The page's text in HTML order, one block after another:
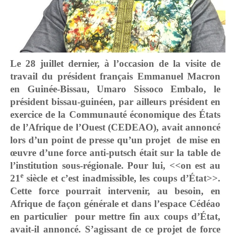
Le 28 juillet dernier, à l’occasion de la visite de
travail du président français Emmanuel Macron
en Guinée-Bissau, Umaro Sissoco Embalo, le
président bissau-guinéen, par ailleurs président en
exercice de la Communauté économique des États
de l’Afrique de l’Ouest (CEDEAO), avait annoncé
lors d’un point de presse qu’un projet de mise en
œuvre d’une force anti-putsch était sur la table de
l’institution sous-régionale. Pour lui, <<on est au
21 e siècle et c’est inadmissible, les coups d’État>>.
Cette force pourrait intervenir, au besoin, en
Afrique de façon générale et dans l’espace Cédéao
en particulier pour mettre fin aux coups d’État,
avait-il annoncé. S’agissant de ce projet de force